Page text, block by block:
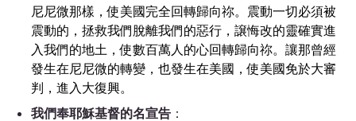
尼尼微那樣，使美國完全回轉歸向祢。震動一切必須被
震動的，拯救我們脫離我們的惡行，譲悔改的靈確實進
入我們的地土，使數百萬人的心回轉歸向祢。讓那曾經
發生在尼尼微的轉變，也發生在美國，使美國免於大審
判，進入大復興。
我們奉耶穌基督的名宣告 ：